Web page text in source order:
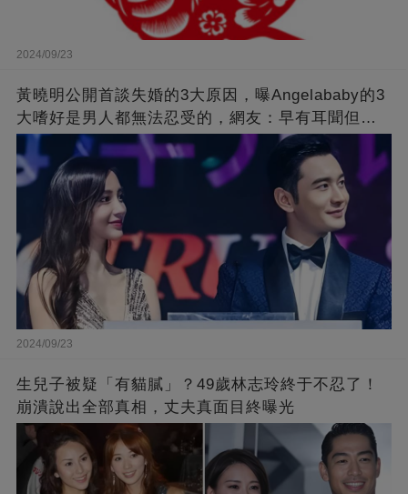
2024/09/23
黃曉明公開首談失婚的3大原因，曝Angelababy的3
大嗜好是男人都無法忍受的，網友：早有耳聞但想
不到那麼嚴重！
2024/09/23
生兒子被疑「有貓膩」？49歲林志玲終于不忍了！
崩潰說出全部真相，丈夫真面目終曝光